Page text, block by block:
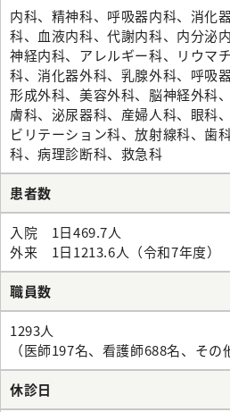
呼吸器外科
整形外科
形成美容外科
脳神経外科
皮膚科
泌尿器科
産婦人科
出産のご案内（産科）
眼科
耳鼻咽喉科
放射線科
歯科口腔外科
みなみコミュニティ
内科、精神科、呼吸器内科、消化
科、血液内科、代謝内科、内分泌
神経内科、アレルギー科、リウマ
科、消化器外科、乳腺外科、呼吸
形成外科、美容外科、脳神経外科
膚科、泌尿器科、産婦人科、眼科
ビリテーション科、放射線科、歯
科、病理診断科、救急科
患者数
入院 1日469.7人
外来 1日1213.6人（令和7年度）
職員数
1293人
（医師197名、看護師688名、その
休診日